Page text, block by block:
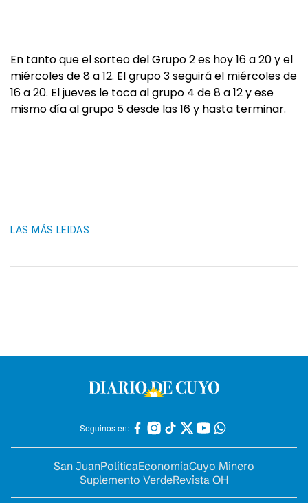
En tanto que el sorteo del Grupo 2 es hoy 16 a 20 y el
miércoles de 8 a 12. El grupo 3 seguirá el miércoles de
16 a 20. El jueves le toca al grupo 4 de 8 a 12 y ese
mismo día al grupo 5 desde las 16 y hasta terminar.
LAS MÁS LEIDAS
Seguinos en:
San JuanPolíticaEconomíaCuyo Minero
Suplemento VerdeRevista OH